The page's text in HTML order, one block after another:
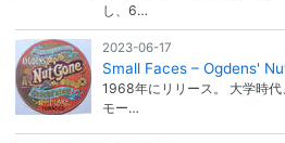
し、6…
2023-06-17
Small Faces – Ogdens'
1968年にリリース。 大学時
モー…